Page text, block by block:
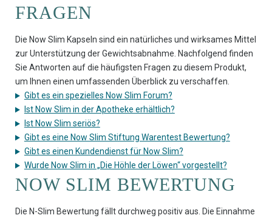
FRAGEN
Die Now Slim Kapseln sind ein natürliches und wirksames Mittel
zur Unterstützung der Gewichtsabnahme. Nachfolgend finden
Sie Antworten auf die häufigsten Fragen zu diesem Produkt,
um Ihnen einen umfassenden Überblick zu verschaffen.
Gibt es ein spezielles Now Slim Forum?
Ist Now Slim in der Apotheke erhältlich?
Ist Now Slim seriös?
Gibt es eine Now Slim Stiftung Warentest Bewertung?
Gibt es einen Kundendienst für Now Slim?
Wurde Now Slim in „Die Höhle der Löwen“ vorgestellt?
NOW SLIM BEWERTUNG
Die N-Slim Bewertung fällt durchweg positiv aus. Die Einnahme